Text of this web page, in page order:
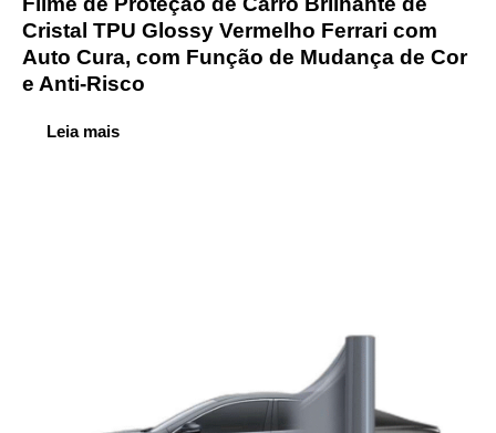
Cristal TPU Glossy Vermelho Ferrari com
Auto Cura, com Função de Mudança de Cor
e Anti-Risco
Leia mais